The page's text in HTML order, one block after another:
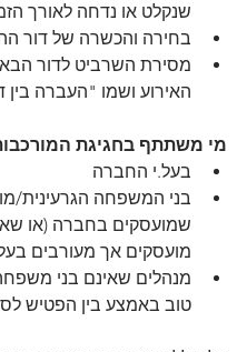
שנקלט או נדחה לאורך
בחירה והכשרה של דור
מסירת השרביט לדור הבא
האירוע ושמו "העברה בין
מי משתתף בחגיגת
בעל.י החברה
בני המשפחה הגרעינית/
שמועסקים בחברה (או
מועסקים אך מעורבים
מנהלים שאינם בני
טוב באמצע בין הפטיש